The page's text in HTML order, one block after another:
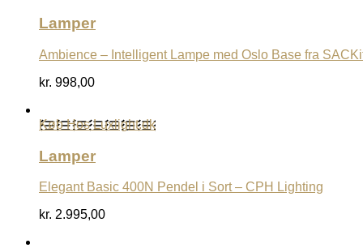
Lamper
Ambience – Intelligent Lampe med Oslo Base fra
kr. 998,00
Køb Hos Luxlight.dk
Lamper
Elegant Basic 400N Pendel i Sort – CPH Lighting
kr. 2.995,00